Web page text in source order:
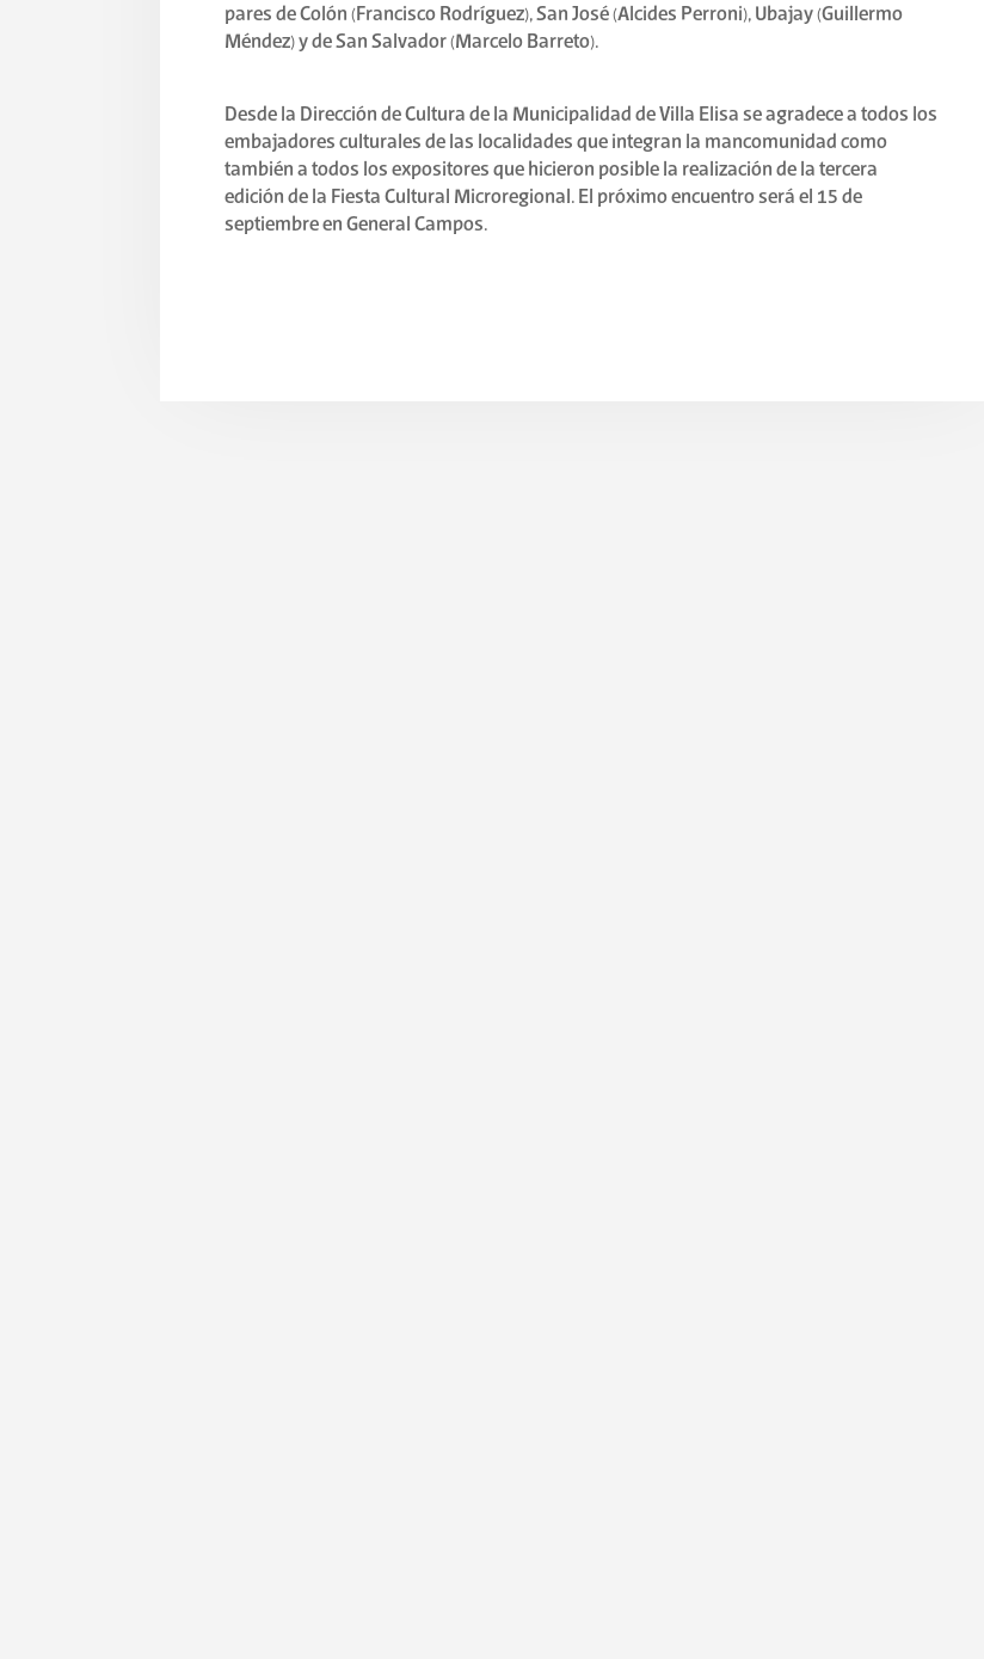
pares de Colón (Francisco Rodríguez), San José (Alcides Perroni), Ubajay (Guillermo
Méndez) y de San Salvador (Marcelo Barreto).
Desde la Dirección de Cultura de la Municipalidad de Villa Elisa se agradece a todos los
embajadores culturales de las localidades que integran la mancomunidad como
también a todos los expositores que hicieron posible la realización de la tercera
edición de la Fiesta Cultural Microregional. El próximo encuentro será el 15 de
septiembre en General Campos.